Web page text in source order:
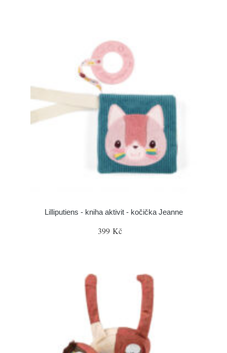
Lilliputiens - kniha aktivit - kočička Jeanne
399 Kč